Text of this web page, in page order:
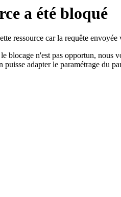
a été bloqué
ressource car la requête envoyée
blocage n'est pas opportun, nous
adapter le paramétrage du